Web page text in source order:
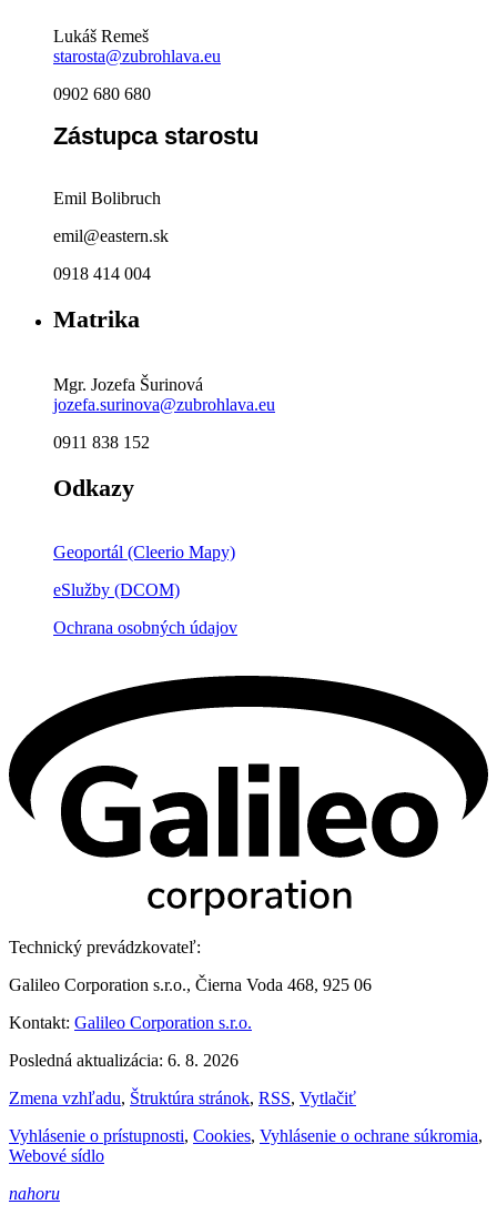
Lukáš Remeš
starosta@zubrohlava.eu
0902 680 680
Zástupca starostu
Emil Bolibruch
emil@eastern.sk
0918 414 004
Matrika
Mgr. Jozefa Šurinová
jozefa.surinova@zubrohlava.eu
0911 838 152
Odkazy
Geoportál (Cleerio Mapy)
eSlužby (DCOM)
Ochrana osobných údajov
Technický prevádzkovateľ:
Galileo Corporation s.r.o., Čierna Voda 468, 925 06
Kontakt: Galileo Corporation s.r.o.
Posledná aktualizácia: 6. 8. 2026
Zmena vzhľadu, Štruktúra stránok, RSS, Vytlačiť
Vyhlásenie o prístupnosti, Cookies, Vyhlásenie o ochrane súkromia,
Webové sídlo
nahoru